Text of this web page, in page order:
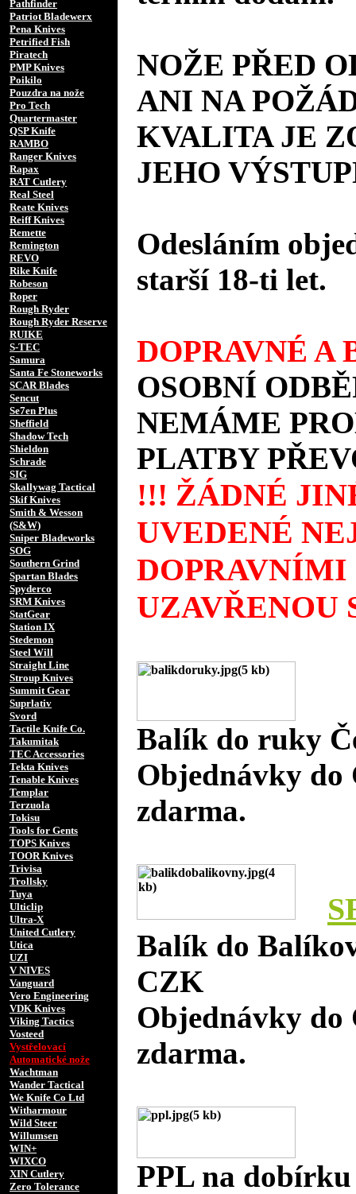
Pathfinder
Patriot Bladewerx
Pena Knives
Petrified Fish
Piratech
PMP Knives
Poikilo
Pouzdra na nože
Pro Tech
Quartermaster
QSP Knife
RAMBO
Ranger Knives
Rapax
RAT Cutlery
Real Steel
Reate Knives
Reiff Knives
Remette
Remington
REVO
Rike Knife
Robeson
Roper
Rough Ryder
Rough Ryder Reserve
RUIKE
S-TEC
Samura
Santa Fe Stoneworks
SCAR Blades
Sencut
Se7en Plus
Sheffield
Shadow Tech
Shieldon
Schrade
SIG
Skallywag Tactical
Skif Knives
Smith & Wesson
(S&W)
Sniper Bladeworks
SOG
Southern Grind
Spartan Blades
Spyderco
SRM Knives
StatGear
Station IX
Stedemon
Steel Will
Straight Line
Stroup Knives
Summit Gear
Suprlativ
Svord
Tactile Knife Co.
Takumitak
TEC Accessories
Tekta Knives
Tenable Knives
Templar
Terzuola
Tokisu
Tools for Gents
TOPS Knives
TOOR Knives
Trivisa
Trollsky
Tuya
Ulticlip
Ultra-X
United Cutlery
Utica
UZI
V NIVES
Vanguard
Vero Engineering
VDK Knives
Viking Tactics
Vosteed
Vystřelovací
Automatické nože
Wachtman
Wander Tactical
We Knife Co Ltd
Witharmour
Wild Steer
Willumsen
WIN+
WIXCO
XIN Cutlery
Zero Tolerance
NOŽE PŘED
ANI NA
KVALITA JE
JEHO
Odesláním
starší 18-ti let.
DOPRAVNÉ A
OSOBNÍ
NEMÁME
PLATBY
!!! ŽÁDNÉ
UVEDENÉ
UZAVŘENOU
Balík do ruky
Objednávky do
zdarma.
Balík do
CZK
Objednávky do
zdarma.
PPL na